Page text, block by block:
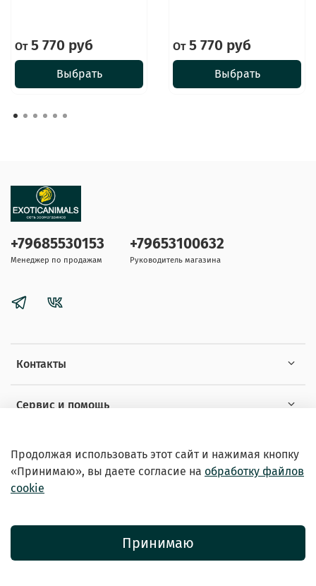
От5 770 руб
Выбрать
От5 770 руб
Выбрать
Контакты
Сервис и помощь
+79685530153
Менеджер по продажам
+79653100632
Руководитель магазина
© 2026 Зоомагазин «EXOTICANIMALS»
Продолжая использовать этот сайт и нажимая кнопку
«Принимаю», вы даете согласие на обработку файлов
cookie
Принимаю